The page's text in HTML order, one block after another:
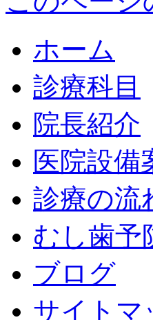
ホーム
診療科目
院長紹介
医院設備
診療の流
むし歯予
ブログ
サイトマ